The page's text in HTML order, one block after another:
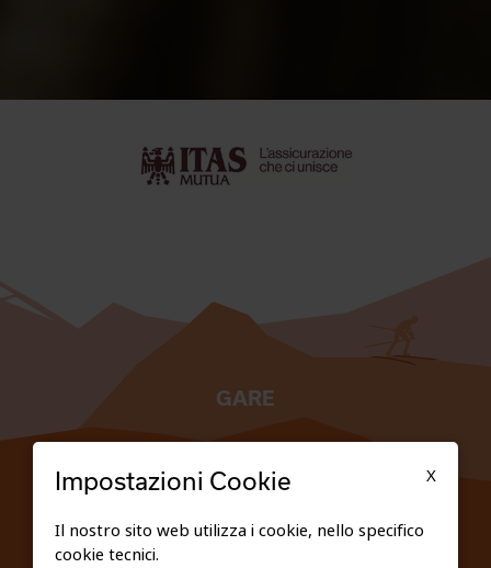
GARE
X
Impostazioni Cookie
Il nostro sito web utilizza i cookie, nello specifico
cookie tecnici.